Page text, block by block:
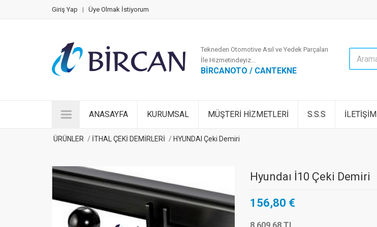
Giriş Yap | Üye Olmak İstiyorum
Tekneden Otomotive Asıl ve Yedek Parçaları
İle Hizmetindeyiz...
BİRCANOTO / CANTEKNE
ANASAYFA KURUMSAL MÜŞTERİ HİZMETLERİ S.S.S İLETİŞİM
ÜRÜNLER İTHAL ÇEKİ DEMİRLERİ HYUNDAI Çeki Demiri
Hyundaı İ10 Çeki Demiri
156,80 €